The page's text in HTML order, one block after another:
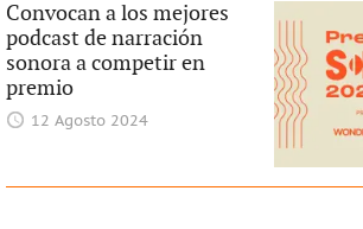
Convocan a los mejores
podcast de narración
sonora a competir en
premio
12 Agosto 2024